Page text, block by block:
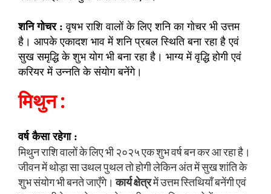
शनि गोचर :वृषभ राशि वालों के लिए शनि का गोचर भी उत्तम
है। आपके एकादश भाव में शनि प्रबल स्थिति बना रहा है एवं
सुख समृद्धि के शुभ योग भी बना रहा है। भाग्य में वृद्धि होगी एवं
करियर में उन्नति के संयोग बनेंगे।
मिथुन :
वर्ष कैसा रहेगा :
मिथुन राशि वालों के लिए भी २०२५ एक शुभ वर्ष बन कर आ रहा है।
जीवन में थोड़ा सा उथल पुथल तो होगी लेकिन अंत में सुख शांति के
शुभ संयोग भी बनते जाएँगे।कार्य क्षेत्रमें उत्तम स्तिथियाँ बनेंगी एवं